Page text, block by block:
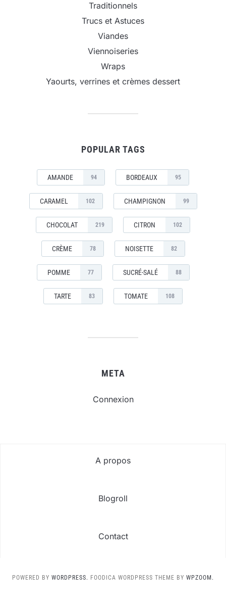
Traditionnels
Trucs et Astuces
Viandes
Viennoiseries
Wraps
Yaourts, verrines et crèmes dessert
POPULAR TAGS
AMANDE 94 BORDEAUX 95
CARAMEL 102 CHAMPIGNON 99
CHOCOLAT 219 CITRON 102
CRÈME 78 NOISETTE 82
POMME 77 SUCRÉ-SALÉ 88
TARTE 83 TOMATE 108
META
Connexion
A propos
Blogroll
Contact
POWERED BY WORDPRESS. FOODICA WORDPRESS THEME BY WPZOOM.